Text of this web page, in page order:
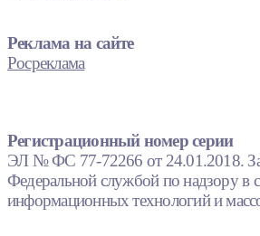
Реклама на сайте
Росреклама
Регистрационный номер серии
ЭЛ № ФС 77-72266 от 24.01.2018.
Федеральной службой по надзору в
информационных технологий и